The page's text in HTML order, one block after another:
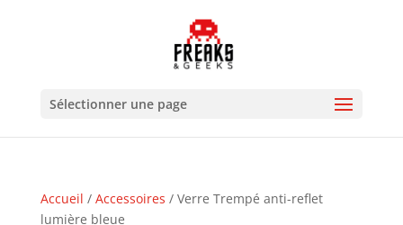
Sélectionner une page
Accueil / Accessoires / Verre Trempé anti-reflet
lumière bleue